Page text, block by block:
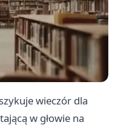
wieczór dla
w głowie na